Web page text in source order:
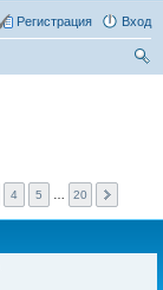
Вход
Регистрация
4 5 20